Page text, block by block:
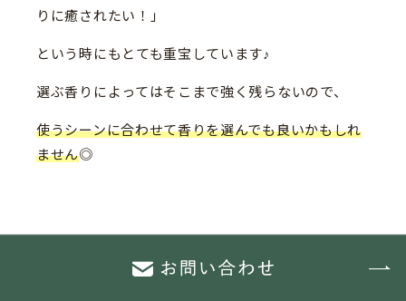
りに癒されたい！」
という時にもとても重宝しています♪
選ぶ香りによってはそこまで強く残らないので、
使うシーンに合わせて香りを選んでも良いかもしれ
ません◎